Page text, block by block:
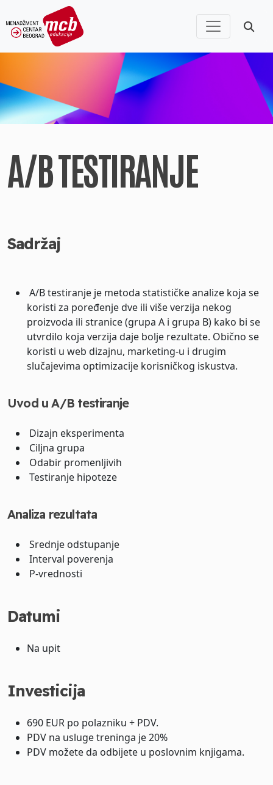
A/B TESTIRANJE
Sadržaj
A/B testiranje je metoda statističke analize koja se
koristi za poređenje dve ili više verzija nekog
proizvoda ili stranice (grupa A i grupa B) kako bi se
utvrdilo koja verzija daje bolje rezultate. Obično se
koristi u web dizajnu, marketing-u i drugim
slučajevima optimizacije korisničkog iskustva.
Uvod u A/B testiranje
Dizajn eksperimenta
Ciljna grupa
Odabir promenljivih
Testiranje hipoteze
Analiza rezultata
Srednje odstupanje
Interval poverenja
P-vrednosti
Datumi
Na upit
Investicija
690 EUR po polazniku + PDV.
PDV na usluge treninga je 20%
PDV možete da odbijete u poslovnim knjigama.